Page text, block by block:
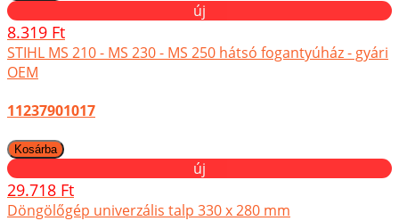
új
8.319 Ft
STIHL MS 210 - MS 230 - MS 250 hátsó fogantyúház - gyári
OEM
11237901017
új
29.718 Ft
Döngölőgép univerzális talp 330 x 280 mm